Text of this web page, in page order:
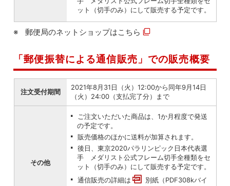
ット（切手のみ）にして販売する予定です。
郵便局のネットショップはこちら
「郵便振替による通信販売」での販売概要
注文受付期間
2021年8月31日（火）12:00から同年9月14日
（火）24:00（支払完了分）まで
その他
ご注文いただいた商品は、1か月程度で発送
の予定です。
販売価格のほかに送料が加算されます。
後日、東京2020パラリンピック日本代表選
手 メダリスト公式フレーム切手全種類をセ
ット（切手のみ）にして販売する予定です。
通信販売の詳細は
別紙（PDF308kバイ